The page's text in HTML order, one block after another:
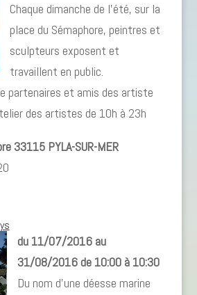
Chaque dimanche de l’été, sur la
place du Sémaphore, peintres et
sculpteurs exposent et
travaillent en public.
partenaires et amis des artiste
des artistes de 10h à 23h
33115 PYLA-SUR-MER
du 11/07/2016 au
31/08/2016 de 10:00 à 10:30
Du nom d’une déesse marine